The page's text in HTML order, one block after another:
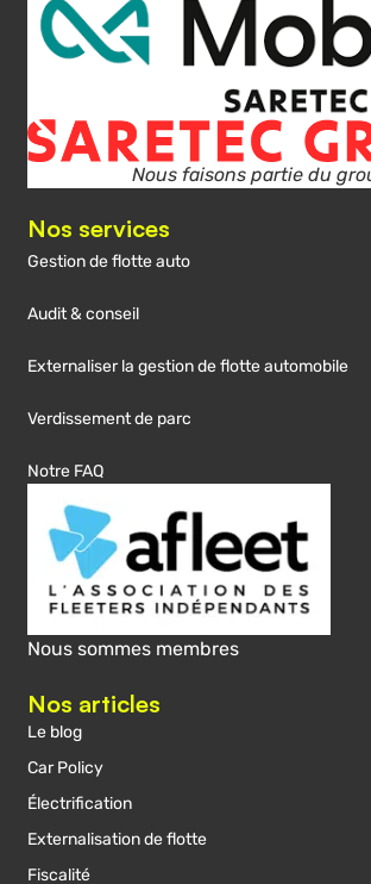
Nous faisons partie du
Nos services
Gestion de flotte auto
Audit & conseil
Externaliser la gestion de flotte automobile
Verdissement de parc
Notre FAQ
Nous sommes membres
Nos articles
Le blog
Car Policy
Électrification
Externalisation de flotte
Fiscalité